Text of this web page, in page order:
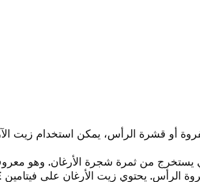
أو قشرة الرأس، يمكن استخدام زيت
يستخرج من ثمرة شجرة الأرغان. وهو